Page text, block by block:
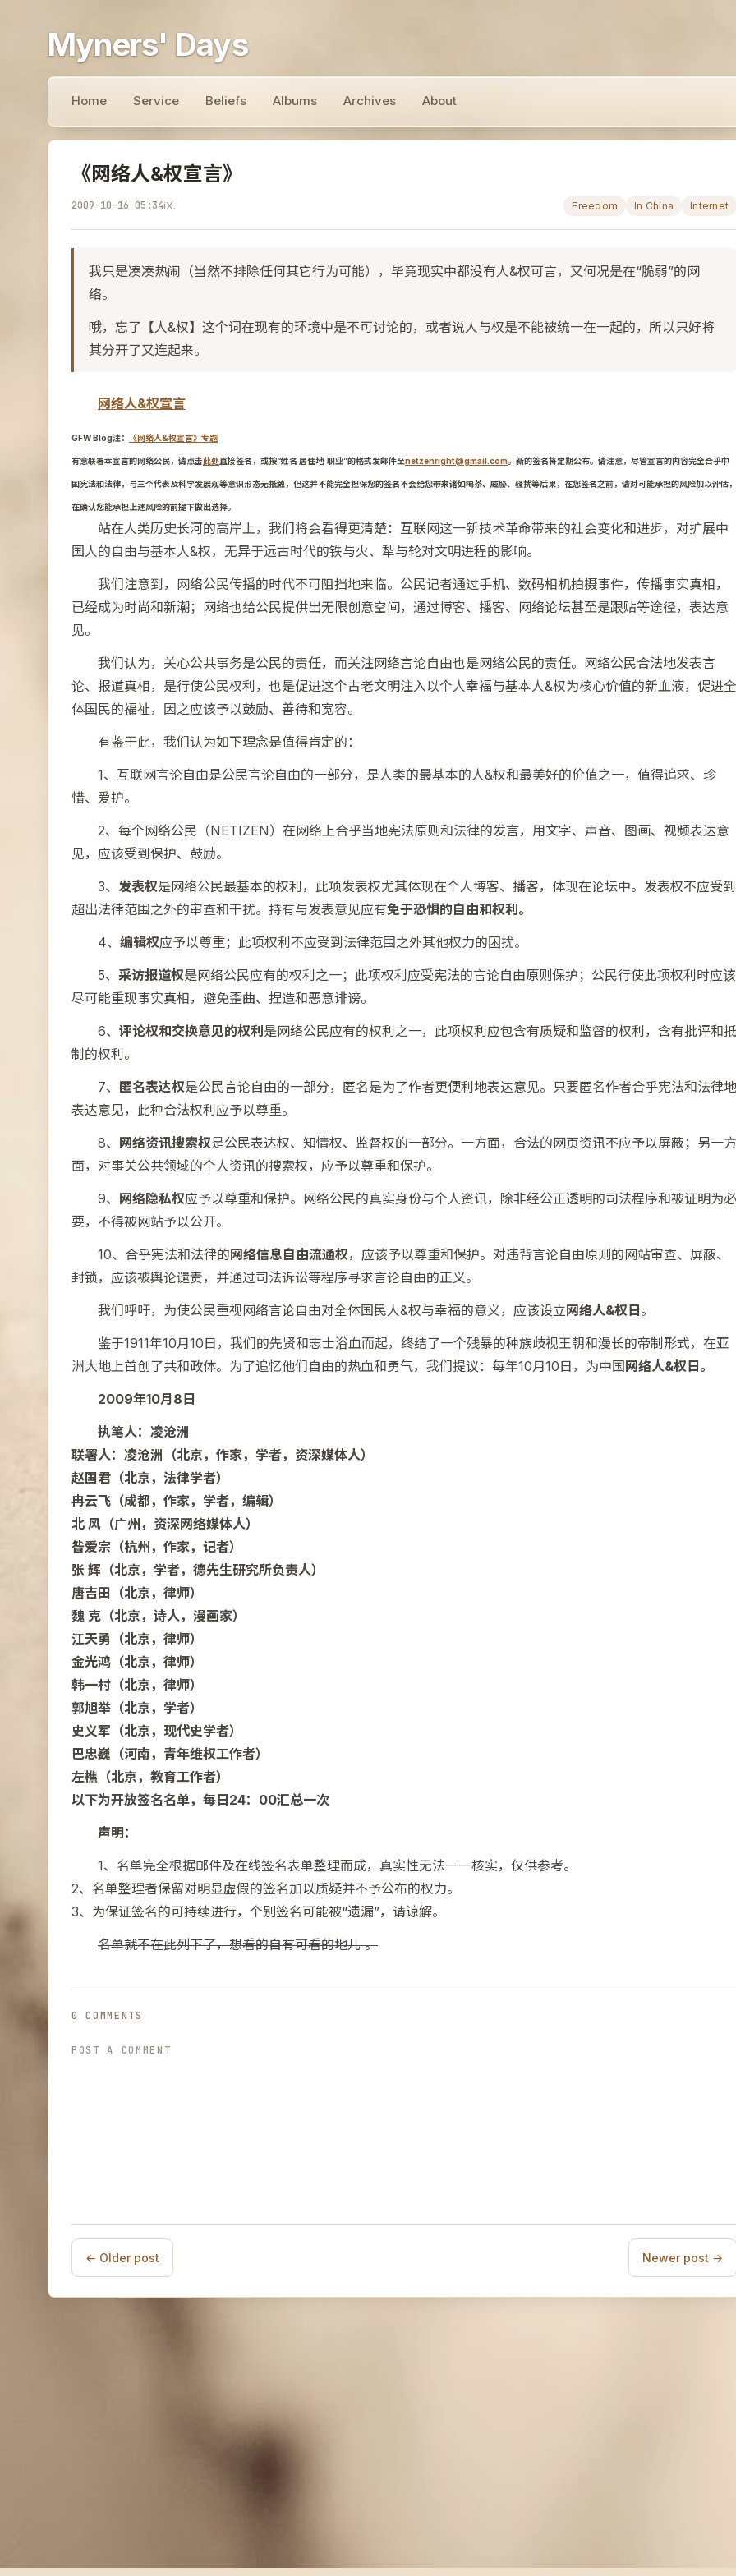
Myners' Days
Home Service Beliefs Albums Archives About
《网络人&权宣言》
2009-10-16 05:34iX. Freedom In China Internet
我只是凑凑热闹（当然不排除任何其它行为可能），毕竟现实中都没有人&权可言，又何况是在“脆弱”的网
络。
哦，忘了【人&权】这个词在现有的环境中是不可讨论的，或者说人与权是不能被统一在一起的，所以只好将
其分开了又连起来。
网络人&权宣言
GFW Blog注： 《网络人&权宣言》专题
有意联署本宣言的网络公民，请点击此处直接签名，或按“姓名 居住地 职业”的格式发邮件至netzenright@gmail.com。新的签名将定期公布。请注意，尽管宣言的内容完全合乎中
国宪法和法律，与三个代表及科学发展观等意识形态无抵触，但这并不能完全担保您的签名不会给您带来诸如喝茶、威胁、骚扰等后果，在您签名之前，请对可能承担的风险加以评估，
在确认您能承担上述风险的前提下做出选择。
站在人类历史长河的高岸上，我们将会看得更清楚：互联网这一新技术革命带来的社会变化和进步，对扩展中
国人的自由与基本人&权，无异于远古时代的铁与火、犁与轮对文明进程的影响。
我们注意到，网络公民传播的时代不可阻挡地来临。公民记者通过手机、数码相机拍摄事件，传播事实真相，
已经成为时尚和新潮；网络也给公民提供出无限创意空间，通过博客、播客、网络论坛甚至是跟贴等途径，表达意
见。
我们认为，关心公共事务是公民的责任，而关注网络言论自由也是网络公民的责任。网络公民合法地发表言
论、报道真相，是行使公民权利，也是促进这个古老文明注入以个人幸福与基本人&权为核心价值的新血液，促进全
体国民的福祉，因之应该予以鼓励、善待和宽容。
有鉴于此，我们认为如下理念是值得肯定的：
1、互联网言论自由是公民言论自由的一部分，是人类的最基本的人&权和最美好的价值之一，值得追求、珍
惜、爱护。
2、每个网络公民（NETIZEN）在网络上合乎当地宪法原则和法律的发言，用文字、声音、图画、视频表达意
见，应该受到保护、鼓励。
3、 发表权是网络公民最基本的权利，此项发表权尤其体现在个人博客、播客，体现在论坛中。发表权不应受到
超出法律范围之外的审查和干扰。持有与发表意见应有免于恐惧的自由和权利。
4、 编辑权应予以尊重；此项权利不应受到法律范围之外其他权力的困扰。
5、 采访报道权是网络公民应有的权利之一；此项权利应受宪法的言论自由原则保护；公民行使此项权利时应该
尽可能重现事实真相，避免歪曲、捏造和恶意诽谤。
6、 评论权和交换意见的权利 是网络公民应有的权利之一，此项权利应包含有质疑和监督的权利，含有批评和抵
制的权利。
7、 匿名表达权是公民言论自由的一部分，匿名是为了作者更便利地表达意见。只要匿名作者合乎宪法和法律地
表达意见，此种合法权利应予以尊重。
8、 网络资讯搜索权是公民表达权、知情权、监督权的一部分。一方面，合法的网页资讯不应予以屏蔽；另一方
面，对事关公共领域的个人资讯的搜索权，应予以尊重和保护。
9、 网络隐私权应予以尊重和保护。网络公民的真实身份与个人资讯，除非经公正透明的司法程序和被证明为必
要，不得被网站予以公开。
10、合乎宪法和法律的网络信息自由流通权，应该予以尊重和保护。对违背言论自由原则的网站审查、屏蔽、
封锁，应该被舆论谴责，并通过司法诉讼等程序寻求言论自由的正义。
我们呼吁，为使公民重视网络言论自由对全体国民人&权与幸福的意义，应该设立网络人&权日 。
鉴于1911年10月10日，我们的先贤和志士浴血而起，终结了一个残暴的种族歧视王朝和漫长的帝制形式，在亚
洲大地上首创了共和政体。为了追忆他们自由的热血和勇气，我们提议：每年10月10日，为中国网络人&权日。
2009年10月8日
执笔人：凌沧洲
联署人：凌沧洲（北京，作家，学者，资深媒体人）
赵国 君（北京，法律学者）
冉云飞（成都，作家，学者，编辑）
北 风（广州，资深网络媒体人）
昝爱宗（杭州，作家，记者）
张 辉（北京，学者，德先生研究所负责人）
唐吉田（北京，律师）
魏 克（北京，诗人，漫画家）
江天勇（北京，律师）
金光鸿（北京，律师）
韩一村（北京，律师）
郭旭举（北京，学者）
史义军（北京，现代史学者）
巴忠巍（河南，青年维权工作者）
左樵（北京，教育工作者）
以下为开放签名名单，每日24：00汇总一次
声明：
1、名单完全根据邮件及在线签名表单整理而成，真实性无法一一核实，仅供参考。
2、名单整理者保留对明显虚假的签名加以质疑并不予公布的权力。
3、为保证签名的可持续进行，个别签名可能被“遗漏”，请谅解。
名单就不在此列下了，想看的自有可看的地儿 。
0 COMMENTS
POST A COMMENT
← Older post Newer post →